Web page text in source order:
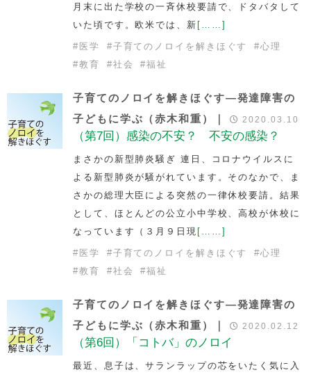
月末に出た学校の一斉休校要請で、ドタバタして
いた頃です。欧米では、新 [……]
# 医学 #子育てのノロイを解きほぐす #心理
#教育 #社会 #福祉
子育てのノロイを解きほぐす―発達障害の
子どもに学ぶ（赤木和重）｜
2020.03.10
（第7回）感染の不安？ 不安の感染？
まさかの新型肺炎騒ぎ 連日、コロナウイルスに
よる新型肺炎が騒がれています。そのなかで、ま
さかの総理大臣による突然の一律休校要請。結果
として、ほとんどの公立小中学校、高校が休校に
なっています（３月９日現 [……]
# 医学 #子育てのノロイを解きほぐす #心理
#教育 #社会 #福祉
子育てのノロイを解きほぐす―発達障害の
子どもに学ぶ（赤木和重）｜
2020.02.12
（第6回）「コトバ」のノロイ
最近、息子は、サランラップの芯をいたく気に入